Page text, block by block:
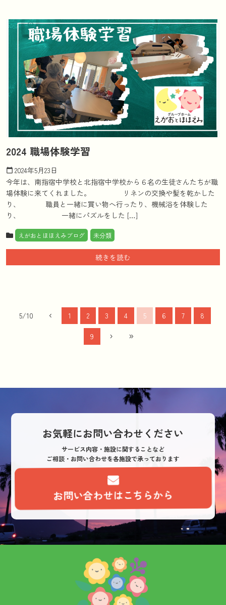
2024 職場体験学習
calendar_today 2024年5月23日
今年は、南指宿中学校と北指宿中学校から６名の生徒さんたちが職
場体験に来てくれました。 リネンの交換や髪を乾かした
り、 職員と一緒に買い物へ行ったり、機械浴を体験した
り、 一緒にパズルをした […]
えがおとほほえみブログ 未分類
続きを読む
5/10 ‹ 1 2 3 4 5 6 7 8
9 › »
お気軽にお問い合わせください
サービス内容・施設に関することなど
ご相談・お問い合わせを各施設で承っております
お問い合わせはこちらから